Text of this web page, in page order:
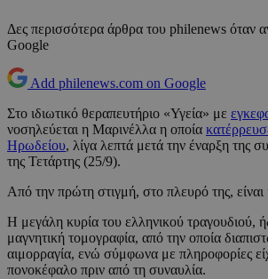
Δες περισσότερα άρθρα του philenews όταν
Google
Add philenews.com on Google
Στο ιδιωτικό θεραπευτήριο «Υγεία» με
νοσηλεύεται η Μαρινέλλα η οποία
Ηρωδείου, λίγα λεπτά μετά την έναρξη της
της Τετάρτης (25/9).
Από την πρώτη στιγμή, στο πλευρό της,
Η μεγάλη κυρία του ελληνικού τραγουδιού,
μαγνητική τομογραφία, από την οποία
αιμορραγία, ενώ σύμφωνα με πληροφορίες
πονοκέφαλο πριν από τη συναυλία.